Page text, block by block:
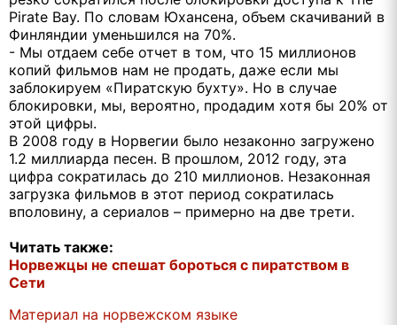
Pirate Bay. По словам Юхансена, объем скачиваний в
Финляндии уменьшился на 70%.
- Мы отдаем себе отчет в том, что 15 миллионов
копий фильмов нам не продать, даже если мы
заблокируем «Пиратскую бухту». Но в случае
блокировки, мы, вероятно, продадим хотя бы 20% от
этой цифры.
В 2008 году в Норвегии было незаконно загружено
1.2 миллиарда песен. В прошлом, 2012 году, эта
цифра сократилась до 210 миллионов. Незаконная
загрузка фильмов в этот период сократилась
вполовину, а сериалов – примерно на две трети.
Читать также:
Норвежцы не спешат бороться с пиратством в
Сети
Материал на норвежском языке